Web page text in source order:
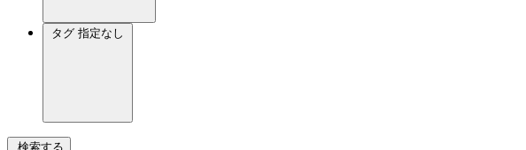
タグ 指定なし
検索する